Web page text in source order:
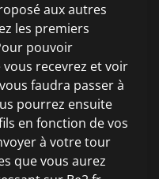
aux autres
les premiers
pouvoir
recevrez et voir
faudra passer à
pourrez ensuite
en fonction de vos
à votre tour
que vous aurez